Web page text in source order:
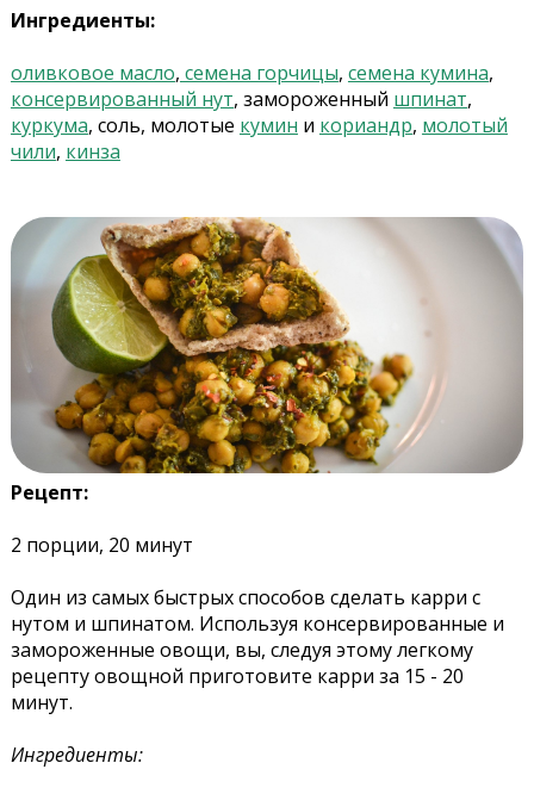
Ингредиенты:
оливковое масло, семена горчицы, семена кумина,
консервированный нут, замороженный шпинат,
куркума, соль, молотые кумин и кориандр, молотый
чили, кинза
Рецепт:
2 порции, 20 минут
Один из самых быстрых способов сделать карри с
нутом и шпинатом. Используя консервированные и
замороженные овощи, вы, следуя этому легкому
рецепту овощной приготовите карри за 15 - 20
минут.
Ингредиенты: